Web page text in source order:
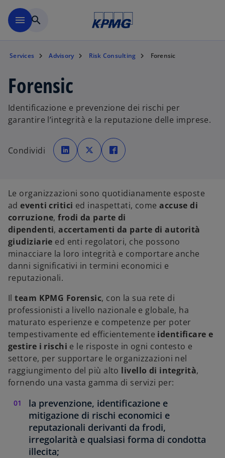
menu search
Services Advisory Risk Consulting Forensic
Forensic
Identificazione e prevenzione dei rischi per
garantire l’integrità e la reputazione delle imprese.
Condividi i
a
p
u
n
n
u
o
a
c
e
d
a
i
a
p
n
n
u
o
a
s
c
e
d
a
i
a
u
n
n
u
o
a
c
e
a
Le organizzazioni sono quotidianamente esposte
adeventi critici ed inaspettati, comeaccuse di
corruzione, frodi da parte di
dipendenti, accertamenti da parte di autorità
giudiziarie ed enti regolatori, che possono
minacciare la loro integrità e comportare anche
danni significativi in termini economici e
reputazionali.
Il team KPMG Forensic, con la sua rete di
professionisti a livello nazionale e globale, ha
maturato esperienze e competenze per poter
tempestivamente ed efficientemente identificare e
gestire i rischi e le risposte in ogni contesto e
settore, per supportare le organizzazioni nel
raggiungimento del più alto livello di integrità,
fornendo una vasta gamma di servizi per:
la prevenzione, identificazione e
mitigazione di rischi economici e
reputazionali derivanti da frodi,
irregolarità e qualsiasi forma di condotta
illecita;